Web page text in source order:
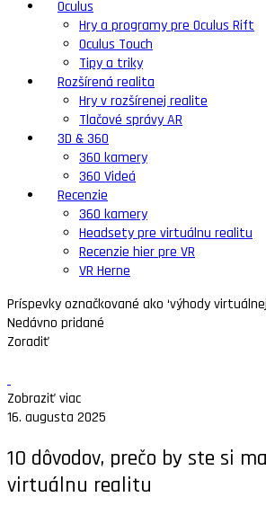
Oculus
Hry a programy pre Oculus Rift
Oculus Touch
Tipy a triky
Rozšírená realita
Hry v rozšírenej realite
Tlačové správy AR
3D & 360
360 kamery
360 Videá
Recenzie
360 kamery
Headsety pre virtuálnu realitu
Recenzie hier pre VR
VR Herne
Príspevky označkované ako ‘výhody
Nedávno pridané
Zoradiť
Zobraziť viac
16. augusta 2025
10 dôvodov, prečo by ste si
virtuálnu realitu